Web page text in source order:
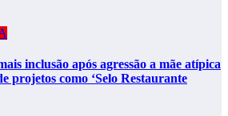
inclusão após agressão a mãe atípica
projetos como ‘Selo Restaurante